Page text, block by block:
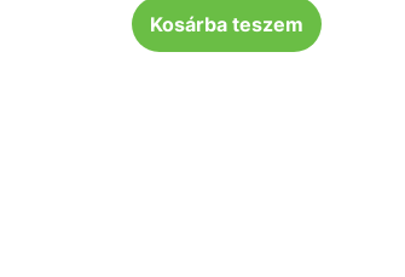
Kosárba teszem